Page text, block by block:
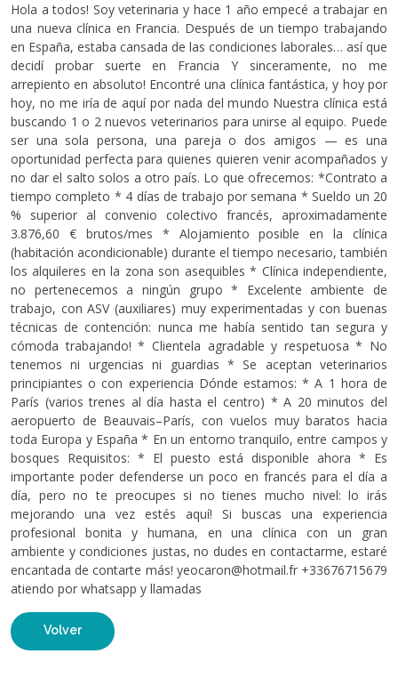
Hola a todos! Soy veterinaria y hace 1 año empecé a trabajar en
una nueva clínica en Francia. Después de un tiempo trabajando
en España, estaba cansada de las condiciones laborales… así que
decidí probar suerte en Francia Y sinceramente, no me
arrepiento en absoluto! Encontré una clínica fantástica, y hoy por
hoy, no me iría de aquí por nada del mundo Nuestra clínica está
buscando 1 o 2 nuevos veterinarios para unirse al equipo. Puede
ser una sola persona, una pareja o dos amigos — es una
oportunidad perfecta para quienes quieren venir acompañados y
no dar el salto solos a otro país. Lo que ofrecemos: *Contrato a
tiempo completo * 4 días de trabajo por semana * Sueldo un 20
% superior al convenio colectivo francés, aproximadamente
3.876,60 € brutos/mes * Alojamiento posible en la clínica
(habitación acondicionable) durante el tiempo necesario, también
los alquileres en la zona son asequibles * Clínica independiente,
no pertenecemos a ningún grupo * Excelente ambiente de
trabajo, con ASV (auxiliares) muy experimentadas y con buenas
técnicas de contención: nunca me había sentido tan segura y
cómoda trabajando! * Clientela agradable y respetuosa * ⁠No
tenemos ni urgencias ni guardias * Se aceptan veterinarios
principiantes o con experiencia Dónde estamos: * A 1 hora de
París (varios trenes al día hasta el centro) * A 20 minutos del
aeropuerto de Beauvais–París, con vuelos muy baratos hacia
toda Europa y España * En un entorno tranquilo, entre campos y
bosques Requisitos: * El puesto está disponible ahora * ⁠Es
importante poder defenderse un poco en francés para el día a
día, pero no te preocupes si no tienes mucho nivel: lo irás
mejorando una vez estés aquí! Si buscas una experiencia
profesional bonita y humana, en una clínica con un gran
ambiente y condiciones justas, no dudes en contactarme, estaré
encantada de contarte más! yeocaron@hotmail.fr +33676715679
atiendo por whatsapp y llamadas
Volver